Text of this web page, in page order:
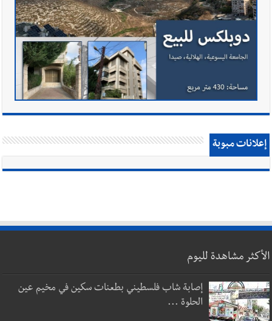
إعلانات مبوبة
الأكثر مشاهدة لليوم
إصابة شاب فلسطيني بطعنات سكين في مخيم عين
الحلوة ...